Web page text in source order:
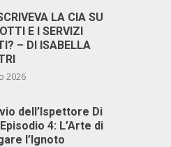
LA CIA SU
E I SERVIZI
– DI ISABELLA
2026
dell’Ispettore Di
4: L’Arte di
l’Ignoto